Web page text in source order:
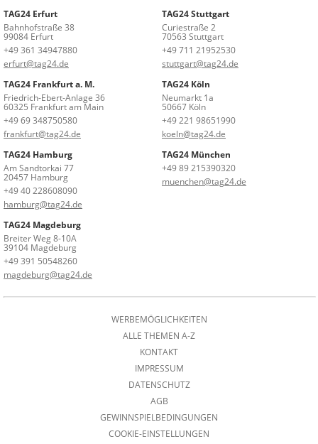
TAG24 Erfurt
Bahnhofstraße 38
99084 Erfurt
+49 361 34947880
erfurt@tag24.de
TAG24 Stuttgart
Curiestraße 2
70563 Stuttgart
+49 711 21952530
stuttgart@tag24.de
TAG24 Frankfurt a. M.
Friedrich-Ebert-Anlage 36
60325 Frankfurt am Main
+49 69 348750580
frankfurt@tag24.de
TAG24 Köln
Neumarkt 1a
50667 Köln
+49 221 98651990
koeln@tag24.de
TAG24 Hamburg
Am Sandtorkai 77
20457 Hamburg
+49 40 228608090
hamburg@tag24.de
TAG24 München
+49 89 215390320
muenchen@tag24.de
TAG24 Magdeburg
Breiter Weg 8-10A
39104 Magdeburg
+49 391 50548260
magdeburg@tag24.de
WERBEMÖGLICHKEITEN
ALLE THEMEN A-Z
KONTAKT
IMPRESSUM
DATENSCHUTZ
AGB
GEWINNSPIELBEDINGUNGEN
COOKIE-EINSTELLUNGEN